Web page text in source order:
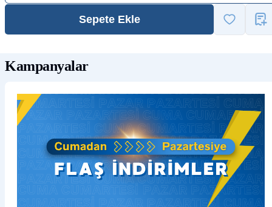
Sepete Ekle
Kampanyalar